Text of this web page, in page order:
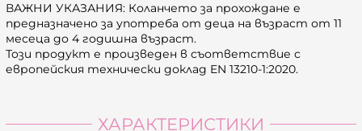
ВАЖНИ УКАЗАНИЯ: Коланчето за прохождане е
предназначено за употреба от деца на възраст от 11
месеца до 4 годишна възраст.
Този продукт е произведен в съответствие с
европейския технически доклад EN 13210-1:2020.
ХАРАКТЕРИСТИКИ